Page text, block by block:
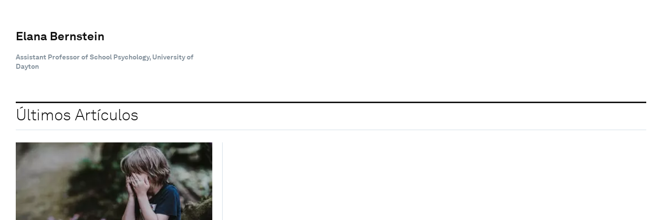
Elana Bernstein
Assistant Professor of School Psychology, University of
Dayton
Últimos Artículos